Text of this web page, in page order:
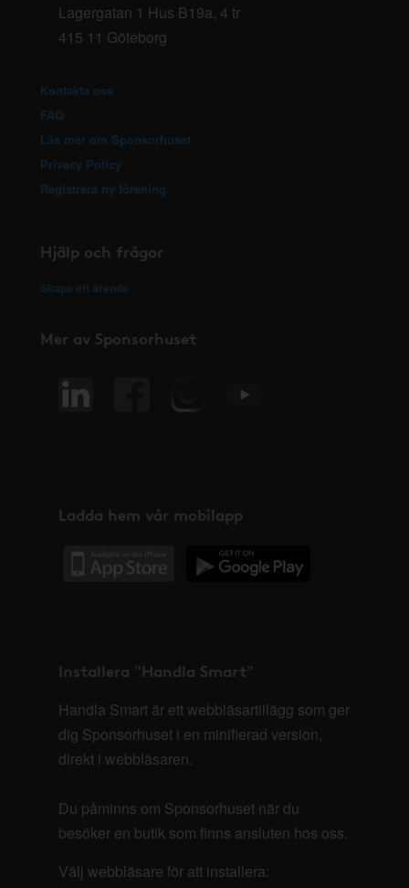
Lagergatan 1 Hus B19a, 4 tr
415 11 Göteborg
Kontakta oss
FAQ
Läs mer om Sponsorhuset
Privacy Policy
Registrera ny förening
Hjälp och frågor
Skapa ett ärende
Mer av Sponsorhuset
Ladda hem vår mobilapp
Installera "Handla Smart"
Handla Smart är ett webbläsartillägg som ger
dig Sponsorhuset i en minifierad version,
direkt i webbläsaren.
Du påminns om Sponsorhuset när du
besöker en butik som finns ansluten hos oss.
Välj webbläsare för att installera: